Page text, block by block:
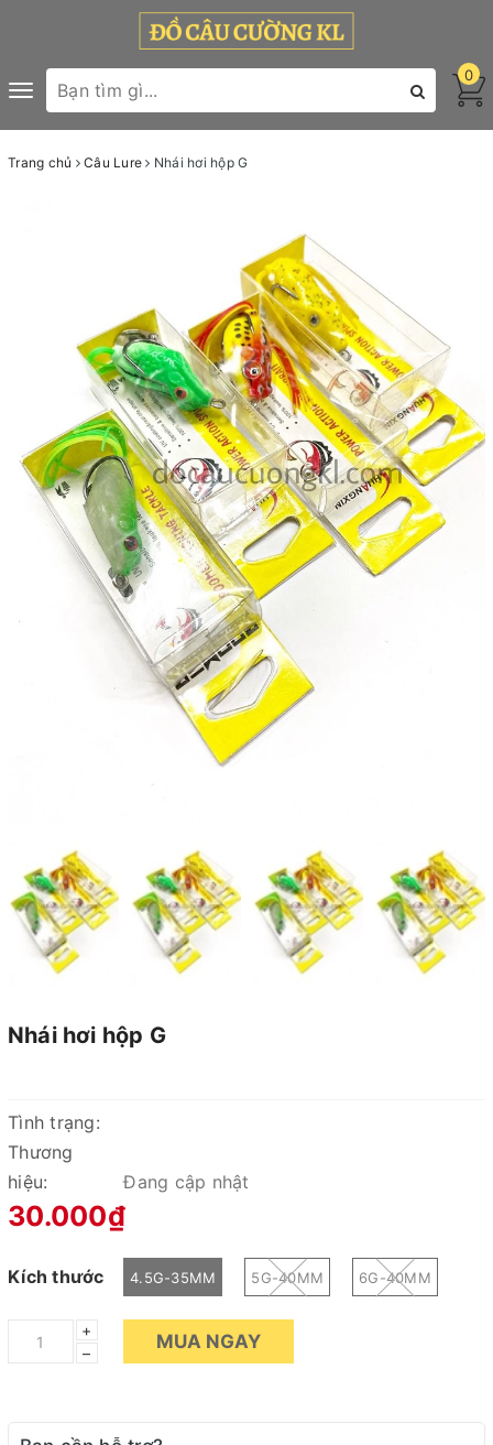
Toggle
navigation
0
Trang chủ Câu Lure Nhái hơi hộp G
Nhái hơi hộp G
Tình trạng:
Thương
hiệu:
Đang cập nhật
30.000₫
Kích thước 4.5G-35MM 5G-40MM 6G-40MM
+
–
MUA NGAY